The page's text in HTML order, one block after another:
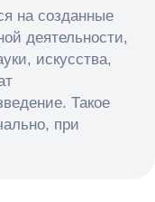
на созданные
деятельности,
искусства,
Такое
при